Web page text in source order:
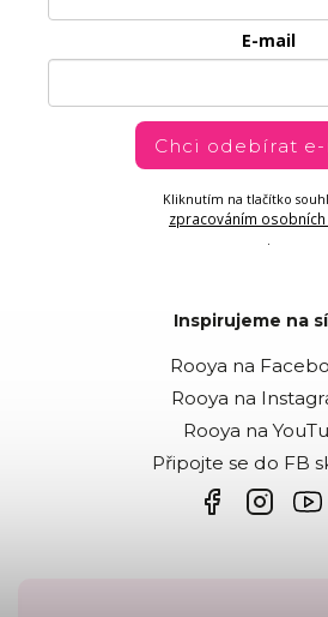
E-mail
Chci odebírat
Kliknutím na tlačítko
zpracováním
.
Inspirujeme na
Rooya na
Rooya na
Rooya na
Připojte se do FB